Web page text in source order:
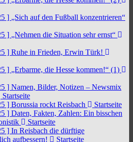
] „Sich auf den Fußball konzentrieren“
] „Nehmen die Situation sehr ernst“
] Ruhe in Frieden, Erwin Türk!
] „Erbarme, die Hesse kommen!“ (1)
] Namen, Bilder, Notizen – Newsmix
Startseite
] Borussia rockt Reisbach
Startseite
] Daten, Fakten, Zahlen: Ein bisschen
Startseite
] In Reisbach die dürftige
aufbessern!
Startseite